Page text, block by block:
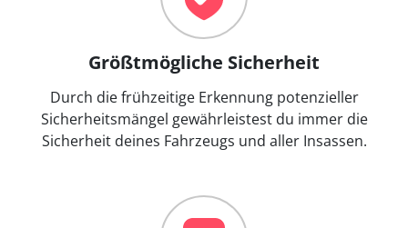
Größtmögliche Sicherheit
Durch die frühzeitige Erkennung potenzieller
Sicherheitsmängel gewährleistest du immer die
Sicherheit deines Fahrzeugs und aller Insassen.